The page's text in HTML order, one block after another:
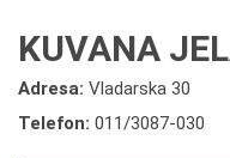
KUVANA
Adresa: Vladarska 30
Telefon: 011/3087-030